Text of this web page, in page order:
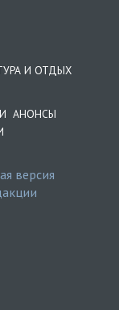
И ОТДЫХ
АНОНСЫ
версия